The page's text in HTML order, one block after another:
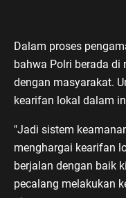
Dalam proses
bahwa Polri berada di
dengan masyarakat.
kearifan lokal dalam
"Jadi sistem
menghargai kearifan
berjalan dengan baik
pecalang melakukan